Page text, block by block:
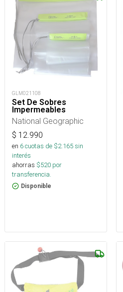
GLM021108
Set De Sobres
Impermeables
National Geographic
$ 12.990
en 6cuotas de $2.165sin
interés
ahorras $520 por
transferencia.
Disponible